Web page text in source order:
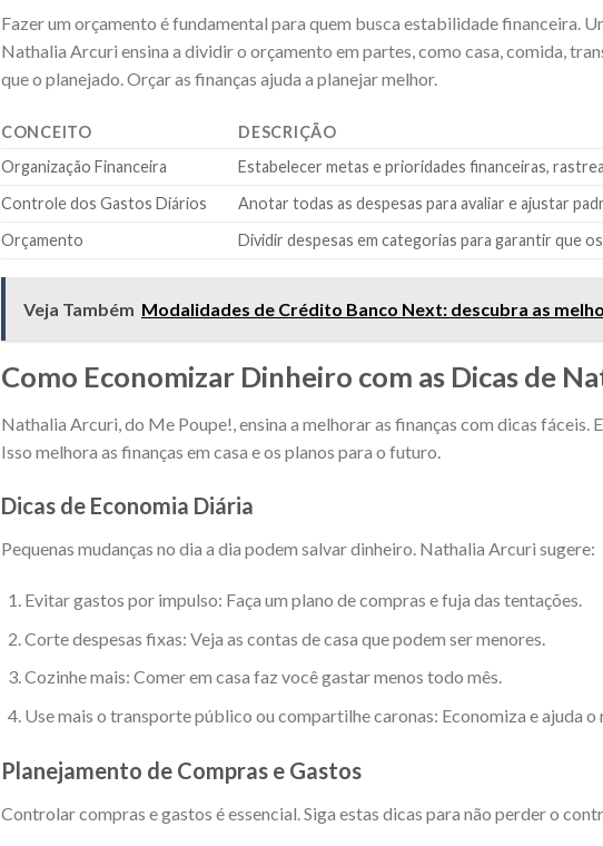
Fazer um orçamento é fundamental para quem busca estabilidade financeira.
Nathalia Arcuri ensina a dividir o orçamento em partes, como casa, comida,
que o planejado. Orçar as finanças ajuda a planejar melhor.
CONCEITO
DESCRIÇÃO
Organização Financeira
Estabelecer metas e prioridades financeiras,
Controle dos Gastos Diários
Anotar todas as despesas para avaliar e ajustar
Orçamento
Dividir despesas em categorias para garantir que
Veja Também Modalidades de Crédito Banco Next: descubra as
Como Economizar Dinheiro com as Dicas de
Nathalia Arcuri, do Me Poupe!, ensina a melhorar as finanças com dicas fáceis.
Isso melhora as finanças em casa e os planos para o futuro.
Dicas de Economia Diária
Pequenas mudanças no dia a dia podem salvar dinheiro. Nathalia Arcuri sugere:
Evitar gastos por impulso: Faça um plano de compras e fuja das tentações.
Corte despesas fixas: Veja as contas de casa que podem ser menores.
Cozinhe mais: Comer em casa faz você gastar menos todo mês.
Use mais o transporte público ou compartilhe caronas: Economiza e ajuda o
Planejamento de Compras e Gastos
Controlar compras e gastos é essencial. Siga estas dicas para não perder o